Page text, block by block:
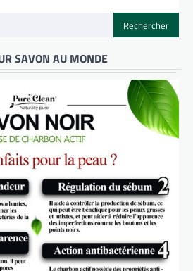
SAVON AU MONDE